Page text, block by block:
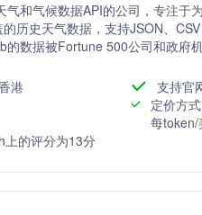
气和气候数据API的公司，专注于
历史天气数据，支持JSON、
的数据被Fortune 500公司和政府
港
支持官
定价方
每token/
上的评分为13分